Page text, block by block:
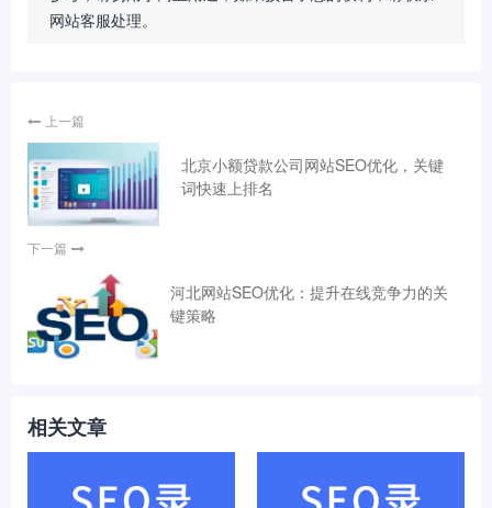
网站客服处理。
上一篇
北京小额贷款公司网站SEO优化，关键
词快速上排名
下一篇
河北网站SEO优化：提升在线竞争力的关
键策略
相关文章